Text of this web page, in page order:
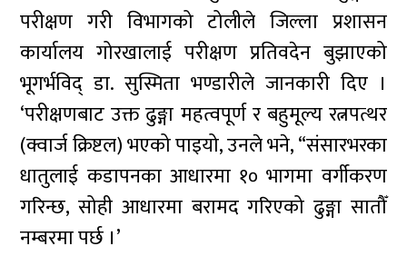
परीक्षण गरी विभागको टोलीले जिल्ला प्रशासन
कार्यालय गोरखालाई परीक्षण प्रतिवदेन बुझाएको
भूगर्भविद् डा. सुस्मिता भण्डारीले जानकारी दिए ।
‘परीक्षणबाट उक्त ढुङ्गा महत्वपूर्ण र बहुमूल्य रत्नपत्थर
(क्वार्ज क्रिष्टल) भएको पाइयो, उनले भने, “संसारभरका
धातुलाई कडापनका आधारमा १० भागमा वर्गीकरण
गरिन्छ, सोही आधारमा बरामद गरिएको ढुङ्गा सातौँ
नम्बरमा पर्छ ।’